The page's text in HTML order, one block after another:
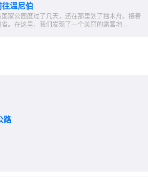
温尼伯
家公园度过了几天，还在那里划了独木舟。接着
。在这里，我们发现了一个美丽的露营地
路